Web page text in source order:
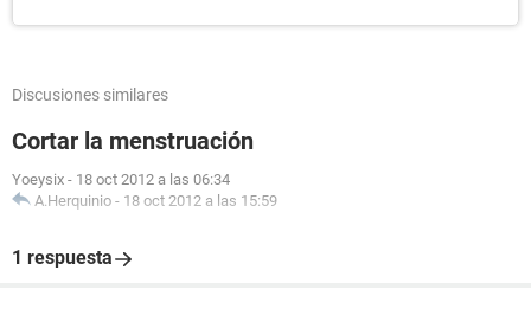
Discusiones similares
Cortar la menstruación
Yoeysix - 18 oct 2012 a las 06:34
A.Herquinio - 18 oct 2012 a las 15:59
1 respuesta